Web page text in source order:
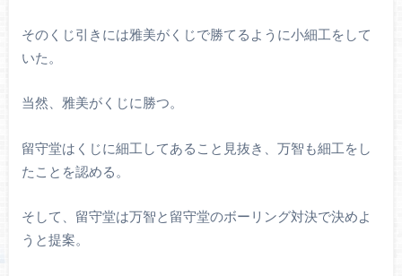
そのくじ引きには雅美がくじで勝てるように小細工をして
いた。
当然、雅美がくじに勝つ。
留守堂はくじに細工してあること見抜き、万智も細工をし
たことを認める。
そして、留守堂は万智と留守堂のボーリング対決で決めよ
うと提案。